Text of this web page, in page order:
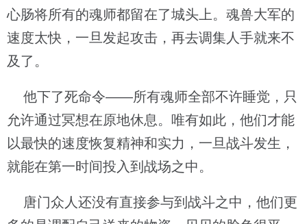
心肠将所有的魂师都留在了城头上。魂兽大军的
速度太快，一旦发起攻击，再去调集人手就来不
及了。
他下了死命令——所有魂师全部不许睡觉，只
允许通过冥想在原地休息。唯有如此，他们才能
以最快的速度恢复精神和实力，一旦战斗发生，
就能在第一时间投入到战场之中。
唐门众人还没有直接参与到战斗之中，他们更